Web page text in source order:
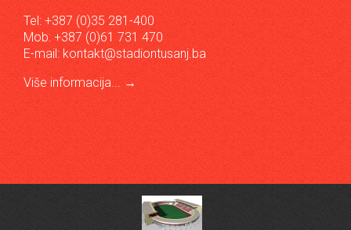
Tel: +387 (0)35 281-400
Mob: +387 (0)61 731 470
E-mail: kontakt@stadiontusanj.ba
Više informacija...
→